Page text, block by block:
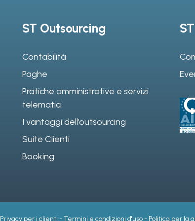
ST Outsourcing
Contabilità
Paghe
Pratiche amministrative e servizi
telematici
I vantaggi dell’outsourcing
Suite Clienti
Booking
Privacy per i clienti -Termini e condizioni d'uso- Politica per la